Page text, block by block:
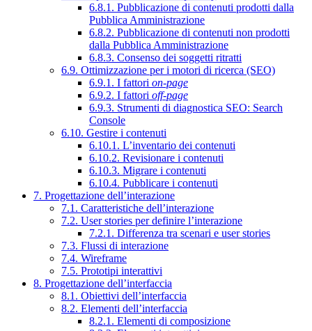
6.8.1. Pubblicazione di contenuti prodotti dalla
Pubblica Amministrazione
6.8.2. Pubblicazione di contenuti non prodotti
dalla Pubblica Amministrazione
6.8.3. Consenso dei soggetti ritratti
6.9. Ottimizzazione per i motori di ricerca (SEO)
6.9.1. I fattori on-page
6.9.2. I fattori off-page
6.9.3. Strumenti di diagnostica SEO: Search
Console
6.10. Gestire i contenuti
6.10.1. L’inventario dei contenuti
6.10.2. Revisionare i contenuti
6.10.3. Migrare i contenuti
6.10.4. Pubblicare i contenuti
7. Progettazione dell’interazione
7.1. Caratteristiche dell’interazione
7.2. User stories per definire l’interazione
7.2.1. Differenza tra scenari e user stories
7.3. Flussi di interazione
7.4. Wireframe
7.5. Prototipi interattivi
8. Progettazione dell’interfaccia
8.1. Obiettivi dell’interfaccia
8.2. Elementi dell’interfaccia
8.2.1. Elementi di composizione